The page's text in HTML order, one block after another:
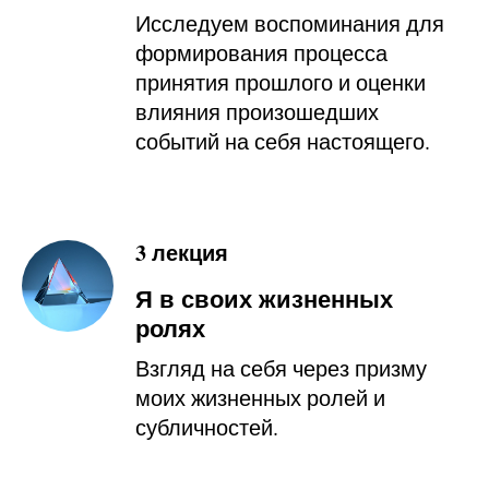
Исследуем воспоминания для
формирования процесса
принятия прошлого и оценки
влияния произошедших
событий на себя настоящего.
3 лекция
Я в своих жизненных
ролях
Взгляд на себя через призму
моих жизненных ролей и
субличностей.